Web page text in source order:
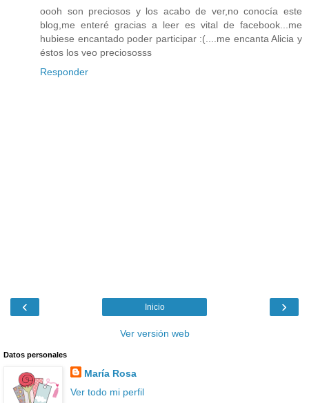
oooh son preciosos y los acabo de ver,no conocía este
blog,me enteré gracias a leer es vital de facebook...me
hubiese encantado poder participar :(....me encanta Alicia y
éstos los veo preciososss
Responder
‹ ›
Inicio
Ver versión web
Datos personales
María Rosa
Ver todo mi perfil